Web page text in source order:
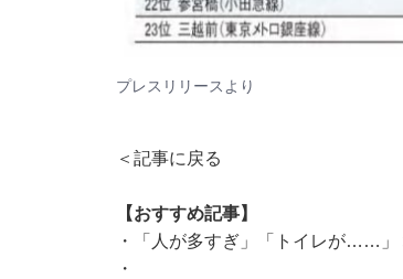
プレスリリースより
＜記事に戻る
【おすすめ記事】
・
「人が多すぎ」「トイレが……」
・